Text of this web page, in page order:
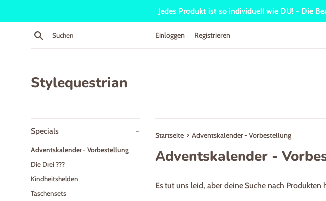
Jedes Produkt ist so individuell wie DU! - Die
Suchen Einloggen Registrieren
Stylequestrian
Specials -
Adventskalender - Vorbestellung
Die Drei ???
Kindheitshelden
Taschensets
Startseite › Adventskalender - Vorbestellung
Adventskalender -
Es tut uns leid, aber deine Suche nach Produkten